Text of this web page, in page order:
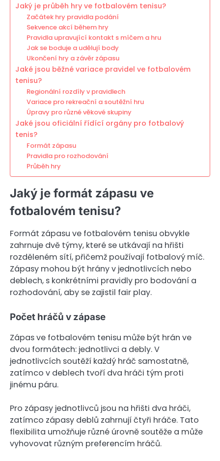
Jaký je průběh hry ve fotbalovém tenisu?
Začátek hry pravidla podání
Sekvence akcí během hry
Pravidla upravující kontakt s míčem a hru
Jak se boduje a udělují body
Ukončení hry a závěr zápasu
Jaké jsou běžné variace pravidel ve fotbalovém
tenisu?
Regionální rozdíly v pravidlech
Variace pro rekreační a soutěžní hru
Úpravy pro různé věkové skupiny
Jaké jsou oficiální řídící orgány pro fotbalový
tenis?
Formát zápasu
Pravidla pro rozhodování
Průběh hry
Jaký je formát zápasu ve
fotbalovém tenisu?
Formát zápasu ve fotbalovém tenisu obvykle
zahrnuje dvě týmy, které se utkávají na hřišti
rozděleném sítí, přičemž používají fotbalový míč.
Zápasy mohou být hrány v jednotlivcích nebo
deblech, s konkrétními pravidly pro bodování a
rozhodování, aby se zajistil fair play.
Počet hráčů v zápase
Zápas ve fotbalovém tenisu může být hrán ve
dvou formátech: jednotlivci a debly. V
jednotlivcích soutěží každý hráč samostatně,
zatímco v deblech tvoří dva hráči tým proti
jinému páru.
Pro zápasy jednotlivců jsou na hřišti dva hráči,
zatímco zápasy deblů zahrnují čtyři hráče. Tato
flexibilita umožňuje různé úrovně soutěže a může
vyhovovat různým preferencím hráčů.